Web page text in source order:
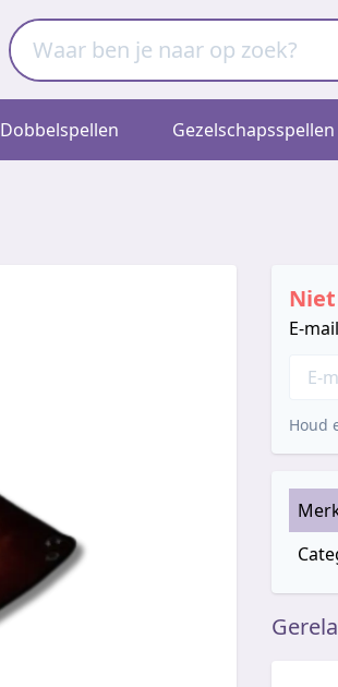
Dobbelspellen Gezelschapsspellen
E-
Houd